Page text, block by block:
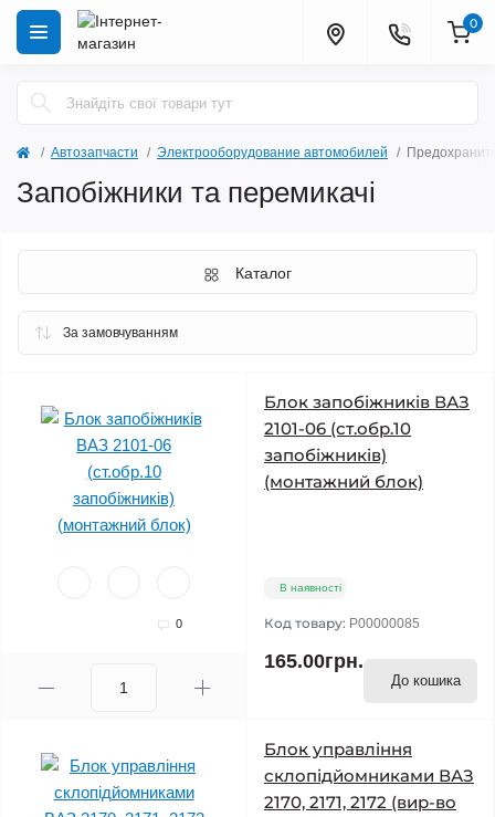
0
Автозапчасти Электрооборудование автомобилей
Запобіжники та перемикачі
Каталог
0
Блок запобіжників ВАЗ
2101-06 (ст.обр.10
запобіжників)
(монтажний блок)
В наявності
Код товару: P00000085
165.00грн.
До кошика
Блок управління
склопідйомниками ВАЗ
2170, 2171, 2172 (вир-во